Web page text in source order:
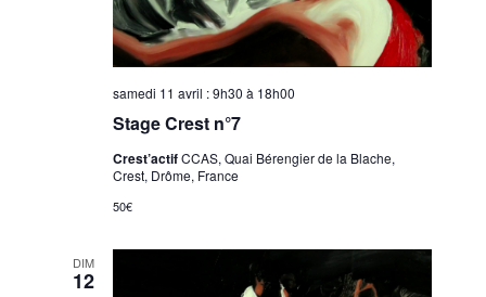
Stage Crest n°7
samedi 11 avril : 9h30 à 18h00
Crest’actifCCAS, Quai Bérengier de la Blache,
Crest, Drôme, France
50€
DIM
12